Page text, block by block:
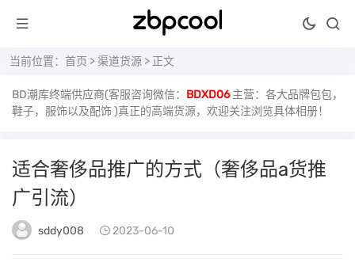
当前位置： 首页 > 渠道货源 > 正文
BD潮库终端供应商(客服咨询微信： BDXD06 主营：各大品牌包包，
鞋子，服饰以及配饰 )真正的高端货源，欢迎关注浏览具体相册！
适合奢侈品推广的方式（奢侈品a货推
广引流）
sddy008 2023-06-10